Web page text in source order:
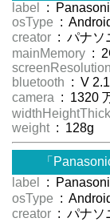
label
:
osType :
creator : パナソ
mainMemory :
screenResolution
bluetooth : V
camera : 1320
widthHeightThick
weight : 128g
「
label
:
osType :
creator : パナソ